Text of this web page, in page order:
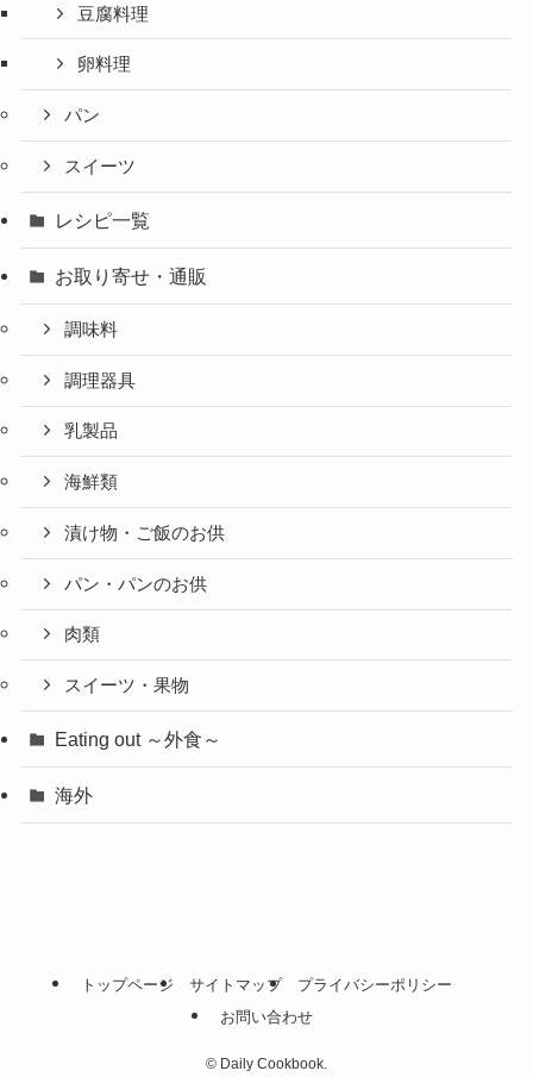
豆腐料理
卵料理
パン
スイーツ
レシピ一覧
お取り寄せ・通販
調味料
調理器具
乳製品
海鮮類
漬け物・ご飯のお供
パン・パンのお供
肉類
スイーツ・果物
Eating out ～外食～
海外
トップページ サイトマップ
プライバシーポリシー
お問い合わせ
© Daily Cookbook.